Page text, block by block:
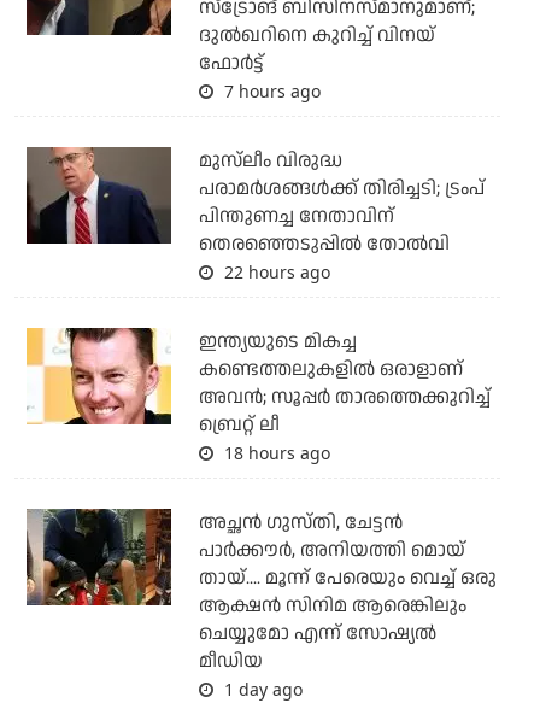
സ്‌ട്രോങ് ബിസിനസ്മാനുമാണ്;
ദുല്‍ഖറിനെ കുറിച്ച് വിനയ്
ഫോര്‍ട്ട്
7 hours ago
മുസ്‌ലീം വിരുദ്ധ
പരാമര്‍ശങ്ങള്‍ക്ക് തിരിച്ചടി; ട്രംപ്
പിന്തുണച്ച നേതാവിന്
തെരഞ്ഞെടുപ്പില്‍ തോല്‍വി
22 hours ago
ഇന്ത്യയുടെ മികച്ച
കണ്ടെത്തലുകളില്‍ ഒരാളാണ്
അവന്‍; സൂപ്പര്‍ താരത്തെക്കുറിച്ച്
ബ്രെറ്റ് ലീ
18 hours ago
അച്ഛന്‍ ഗുസ്തി, ചേട്ടന്‍
പാര്‍ക്കൗര്‍, അനിയത്തി മൊയ്
തായ്.... മൂന്ന് പേരെയും വെച്ച് ഒരു
ആക്ഷന്‍ സിനിമ ആരെങ്കിലും
ചെയ്യുമോ എന്ന് സോഷ്യല്‍
മീഡിയ
1 day ago